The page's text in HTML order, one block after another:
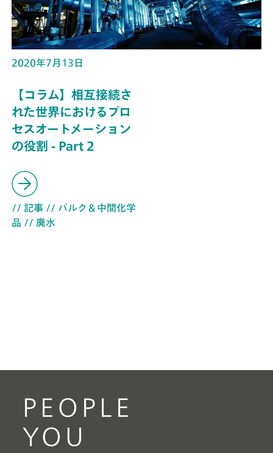
2020年7月13日
【コラム】相互接続さ
れた世界におけるプロ
セスオートメーション
の役割 - Part 2
// 記事 // バルク＆中間化学
品 // 廃水
PEOPLE
YOU